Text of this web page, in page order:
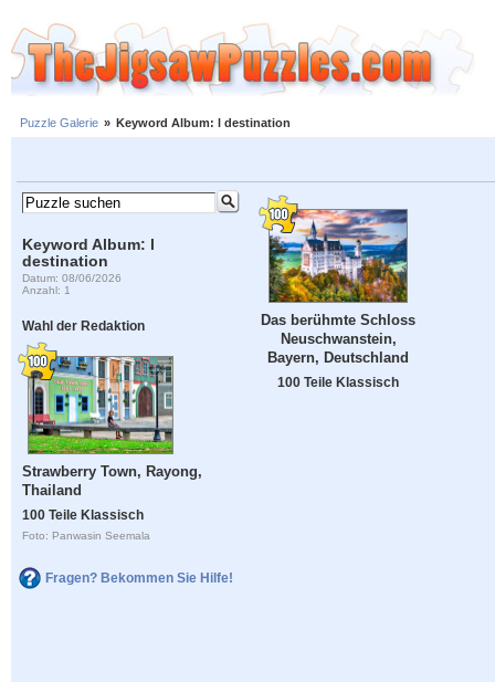
Puzzle Galerie » Keyword Album: l destination
Keyword Album: l
destination
Datum: 08/06/2026
Anzahl: 1
Wahl der Redaktion
Strawberry Town, Rayong,
Thailand
100 Teile Klassisch
Foto: Panwasin Seemala
Fragen? Bekommen Sie Hilfe!
Das berühmte Schloss
Neuschwanstein,
Bayern, Deutschland
100 Teile Klassisch